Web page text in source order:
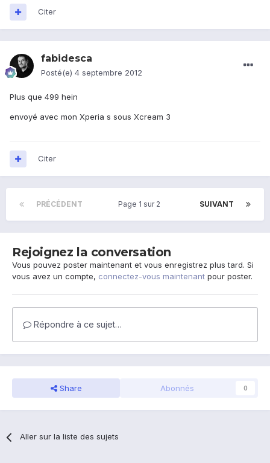
Citer
fabidesca
Posté(e) 4 septembre 2012
Plus que 499 hein
envoyé avec mon Xperia s sous Xcream 3
Citer
PRÉCÉDENT SUIVANT
Page 1 sur 2
Rejoignez la conversation
Vous pouvez poster maintenant et vous enregistrez plus tard. Si
vous avez un compte, connectez-vous maintenant pour poster.
Répondre à ce sujet…
Share Abonnés 0
Aller sur la liste des sujets